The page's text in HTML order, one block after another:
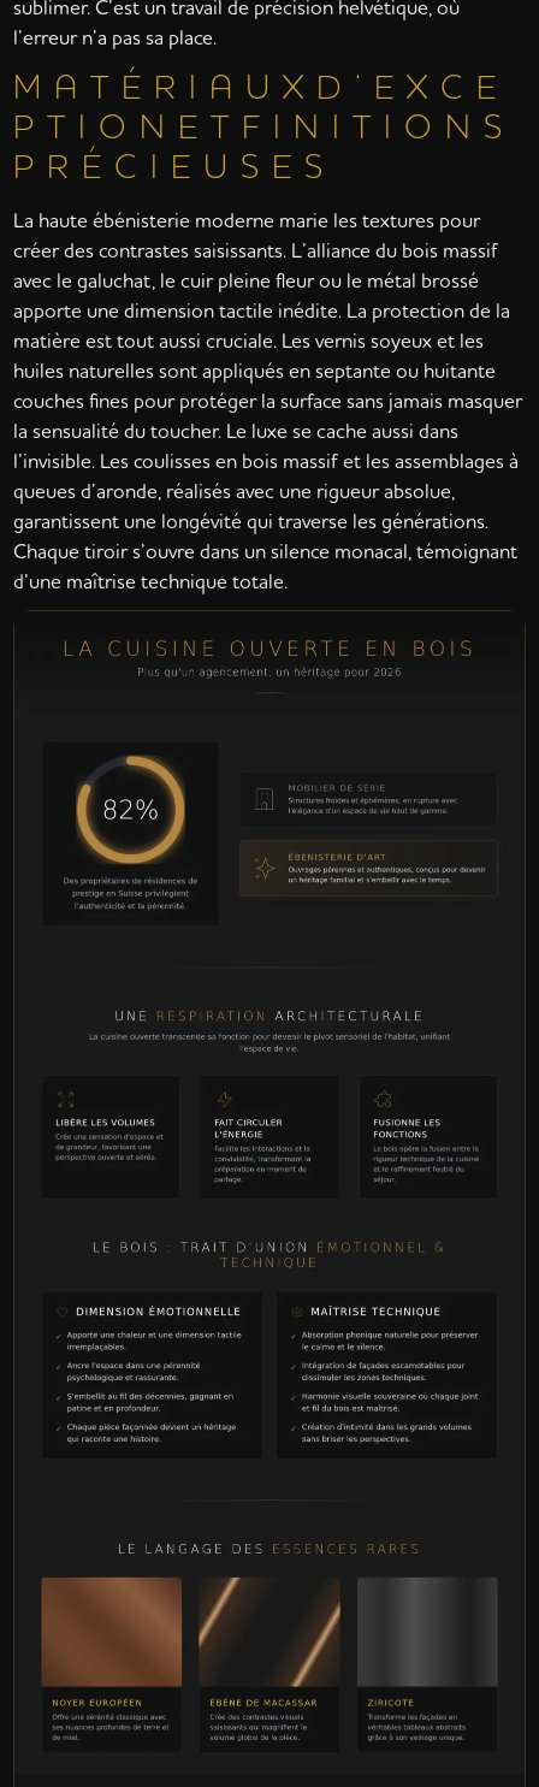
sublimer. C’est un travail de précision helvétique, où
l’erreur n’a pas sa place.
M A T É R I A U X D ‘ E X C E
P T I O N E T F I N I T I O N S
P R É C I E U S E S
La haute ébénisterie moderne marie les textures pour
créer des contrastes saisissants. L’alliance du bois massif
avec le galuchat, le cuir pleine fleur ou le métal brossé
apporte une dimension tactile inédite. La protection de la
matière est tout aussi cruciale. Les vernis soyeux et les
huiles naturelles sont appliqués en septante ou huitante
couches fines pour protéger la surface sans jamais masquer
la sensualité du toucher. Le luxe se cache aussi dans
l’invisible. Les coulisses en bois massif et les assemblages à
queues d’aronde, réalisés avec une rigueur absolue,
garantissent une longévité qui traverse les générations.
Chaque tiroir s’ouvre dans un silence monacal, témoignant
d’une maîtrise technique totale.